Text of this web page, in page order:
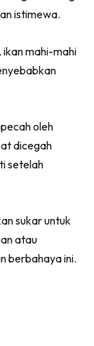
istimewa.
ikan mahi-mahi
oleh
dicegah
setelah
sukar untuk
atau
berbahaya ini.